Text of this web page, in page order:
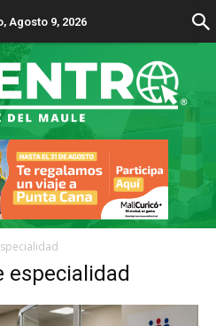
Agosto 9, 2026
especialidad